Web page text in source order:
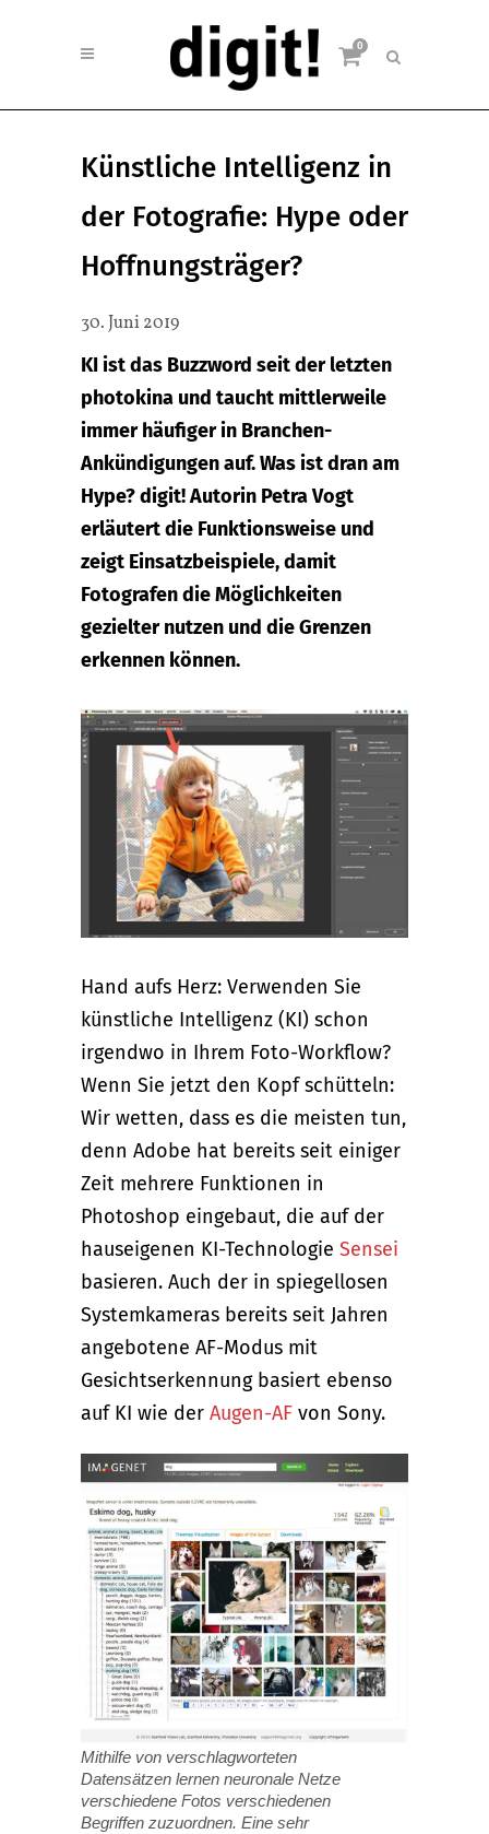
0
Künstliche Intelligenz in
der Fotografie: Hype oder
Hoffnungsträger?
30. Juni 2019
KI ist das Buzzword seit der letzten
photokina und taucht mittlerweile
immer häufiger in Branchen-
Ankündigungen auf. Was ist dran am
Hype? digit! Autorin Petra Vogt
erläutert die Funktionsweise und
zeigt Einsatzbeispiele, damit
Fotografen die Möglichkeiten
gezielter nutzen und die Grenzen
erkennen können.
Hand aufs Herz: Verwenden Sie
künstliche Intelligenz (KI) schon
irgendwo in Ihrem Foto-Workflow?
Wenn Sie jetzt den Kopf schütteln:
Wir wetten, dass es die meisten tun,
denn Adobe hat bereits seit einiger
Zeit mehrere Funktionen in
Photoshop eingebaut, die auf der
hauseigenen KI-Technologie Sensei
basieren. Auch der in spiegellosen
Systemkameras bereits seit Jahren
angebotene AF-Modus mit
Gesichtserkennung basiert ebenso
auf KI wie der Augen-AF von Sony.
Mithilfe von verschlagworteten
Datensätzen lernen neuronale Netze
verschiedene Fotos verschiedenen
Begriffen zuzuordnen. Eine sehr